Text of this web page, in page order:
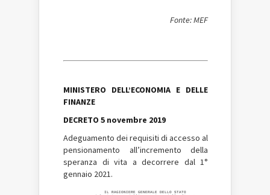
Fonte: MEF
MINISTERO DELL’ECONOMIA E DELLE
FINANZE
DECRETO 5 novembre 2019
Adeguamento dei requisiti di accesso al
pensionamento all’incremento della
speranza di vita a decorrere dal 1°
gennaio 2021.
                 IL RAGIONIERE GENERALE DELLO STATO